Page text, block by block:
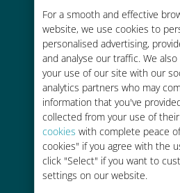
For a smooth and effective
website, we use cookies to
personalised advertising,
and analyse our traffic. We
your use of our site with our
analytics partners who may
information that you've
collected from your use of
cookies with complete peace
cookies" if you agree with the
click "Select" if you want to
settings on our website.
お客様が普段お使い
ーミングサービスを
べて最大で90％の節
かんたん追
Wi-Fiやデータ残量